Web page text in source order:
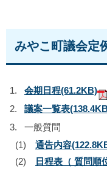
みやこ町議会定
会期日程(61.2KB)
議案一覧表
一般質問
(1) 通告内容
(2)
日程表（ 質問順